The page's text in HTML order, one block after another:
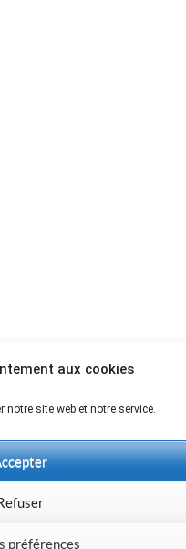
aux cookies
site web et notre service.
préférences